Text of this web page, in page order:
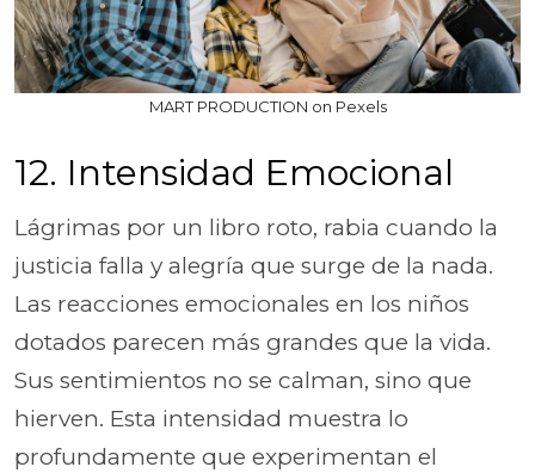
MART PRODUCTION on Pexels
12. Intensidad Emocional
Lágrimas por un libro roto, rabia cuando la
justicia falla y alegría que surge de la nada.
Las reacciones emocionales en los niños
dotados parecen más grandes que la vida.
Sus sentimientos no se calman, sino que
hierven. Esta intensidad muestra lo
profundamente que experimentan el